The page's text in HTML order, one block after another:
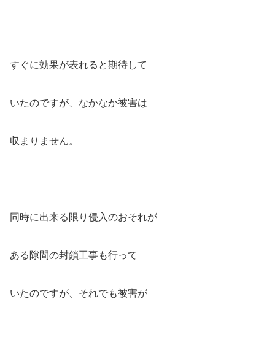
すぐに効果が表れると期待して
いたのですが、なかなか被害は
収まりません。
同時に出来る限り侵入のおそれが
ある隙間の封鎖工事も行って
いたのですが、それでも被害が